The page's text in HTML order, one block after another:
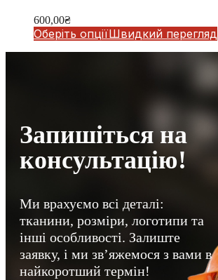
600,00₴
Оберіть опціїШвидкий перегляд
Запишіться на
консультацію!
Ми врахуємо всі деталі:
тканини, розміри, логотипи та
інші особливості. Залиште
заявку, і ми зв’яжемося з вами в
найкоротший термін!